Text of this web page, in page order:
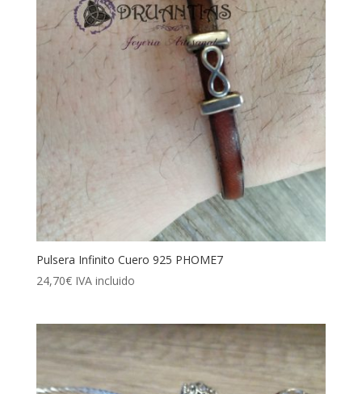
Pulsera Infinito Cuero 925 PHOME7
24,70€ IVA incluido